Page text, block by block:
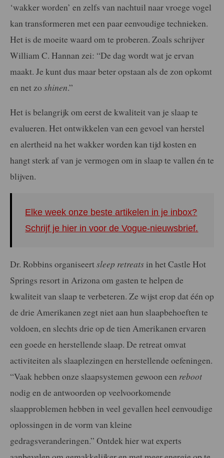
‘wakker worden’ en zelfs van nachtuil naar vroege vogel
kan transformeren met een paar eenvoudige technieken.
Het is de moeite waard om te proberen. Zoals schrijver
William C. Hannan zei: “De dag wordt wat je ervan
maakt. Je kunt dus maar beter opstaan als de zon opkomt
en net zo shinen.”
Het is belangrijk om eerst de kwaliteit van je slaap te
evalueren. Het ontwikkelen van een gevoel van herstel
en alertheid na het wakker worden kan tijd kosten en
hangt sterk af van je vermogen om in slaap te vallen én te
blijven.
Elke week onze beste artikelen in je inbox?
Schrijf je hier in voor de Vogue-nieuwsbrief.
Dr. Robbins organiseertsleep retreats in het Castle Hot
Springs resort in Arizona om gasten te helpen de
kwaliteit van slaap te verbeteren. Ze wijst erop dat één op
de drie Amerikanen zegt niet aan hun slaapbehoeften te
voldoen, en slechts drie op de tien Amerikanen ervaren
een goede en herstellende slaap. De retreat omvat
activiteiten als slaaplezingen en herstellende oefeningen.
“Vaak hebben onze slaapsystemen gewoon een reboot
nodig en de antwoorden op veelvoorkomende
slaapproblemen hebben in veel gevallen heel eenvoudige
oplossingen in de vorm van kleine
gedragsveranderingen.” Ontdek hier wat experts